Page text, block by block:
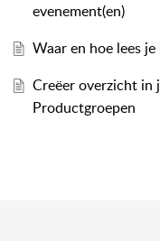
evenement(en)
Waar en hoe lees
Creëer overzicht in
Productgroepen